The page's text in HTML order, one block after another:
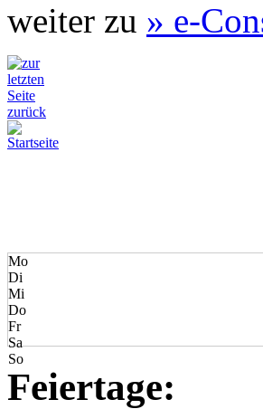
weiter zu » e-
Mo
Di
Mi
Do
Fr
Sa
So
Feiertage: